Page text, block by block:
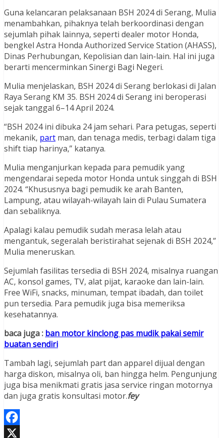
Guna kelancaran pelaksanaan BSH 2024 di Serang, Mulia
menambahkan, pihaknya telah berkoordinasi dengan
sejumlah pihak lainnya, seperti dealer motor Honda,
bengkel Astra Honda Authorized Service Station (AHASS),
Dinas Perhubungan, Kepolisian dan lain-lain. Hal ini juga
berarti mencerminkan Sinergi Bagi Negeri.
Mulia menjelaskan, BSH 2024 di Serang berlokasi di Jalan
Raya Serang KM 35. BSH 2024 di Serang ini beroperasi
sejak tanggal 6–14 April 2024.
“BSH 2024 ini dibuka 24 jam sehari. Para petugas, seperti
mekanik, part man, dan tenaga medis, terbagi dalam tiga
shift tiap harinya,” katanya.
Mulia menganjurkan kepada para pemudik yang
mengendarai sepeda motor Honda untuk singgah di BSH
2024. “Khususnya bagi pemudik ke arah Banten,
Lampung, atau wilayah-wilayah lain di Pulau Sumatera
dan sebaliknya.
Apalagi kalau pemudik sudah merasa lelah atau
mengantuk, segeralah beristirahat sejenak di BSH 2024,”
Mulia meneruskan.
Sejumlah fasilitas tersedia di BSH 2024, misalnya ruangan
AC, konsol games, TV, alat pijat, karaoke dan lain-lain.
Free WiFi, snacks, minuman, tempat ibadah, dan toilet
pun tersedia. Para pemudik juga bisa memeriksa
kesehatannya.
baca juga : ban motor kinclong pas mudik pakai semir
buatan sendiri
Tambah lagi, sejumlah part dan apparel dijual dengan
harga diskon, misalnya oli, ban hingga helm. Pengunjung
juga bisa menikmati gratis jasa service ringan motornya
dan juga gratis konsultasi motor.fey
Facebook